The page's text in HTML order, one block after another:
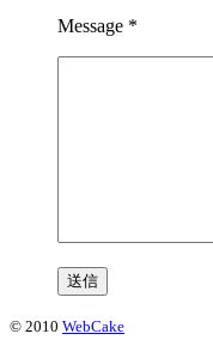
Message *
© 2010 WebCake